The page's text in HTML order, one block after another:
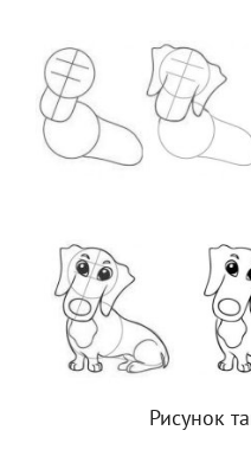
Рисунок